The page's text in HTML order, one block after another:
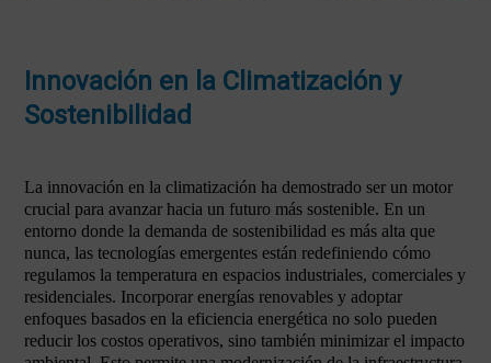
Innovación en la Climatización y
Sostenibilidad
La innovación en la climatización ha demostrado ser un motor
crucial para avanzar hacia un futuro más sostenible. En un
entorno donde la demanda de sostenibilidad es más alta que
nunca, las tecnologías emergentes están redefiniendo cómo
regulamos la temperatura en espacios industriales, comerciales y
residenciales. Incorporar energías renovables y adoptar
enfoques basados en la eficiencia energética no solo pueden
reducir los costos operativos, sino también minimizar el impacto